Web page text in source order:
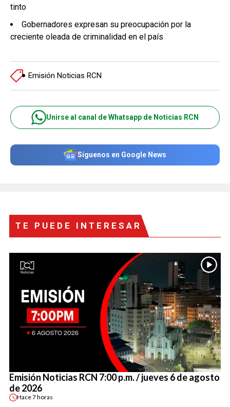
tinto
Gobernadores expresan su preocupación por la
creciente oleada de criminalidad en el país
Emisión Noticias RCN
Unirse al canal de Whatsapp de Noticias RCN
Síguenos en Google News
TE PUEDE INTERESAR
Emisión Noticias RCN 7:00 p.m. / jueves 6 de agosto
de 2026
Hace7 horas